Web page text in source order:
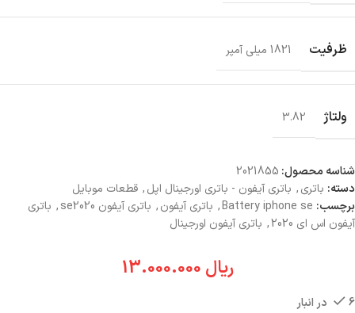
ظرفیت 1821 میلی آمپر
ولتاژ 3.82
شناسه محصول: 2021855
دسته: باتری, باتری آیفون - باتری اورجینال اپل, قطعات موبایل
برچسب: Battery iphone se
, باتری آیفون, باتری آیفون se2020 , باتری
آیفون اس ای 2020
, باتری آیفون اورجینال
ریال
6 در انبار